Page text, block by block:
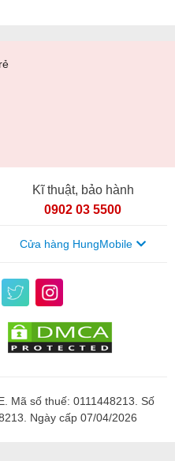
Kĩ thuật, bảo hành
0902 03 5500
Cửa hàng HungMobile
Mã số thuế: 0111448213. Số
Ngày cấp 07/04/2026